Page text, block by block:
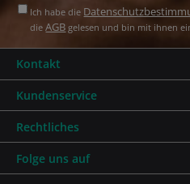
Ich habe die
dieAGB gelesen und bin mit ihnen
Kundenservice
Rechtliches
Kontakt
Folge uns auf